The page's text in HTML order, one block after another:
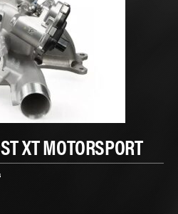
XT MOTORSPORT